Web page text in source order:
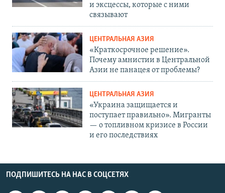
и эксцессы, которые с ними
связывают
ЦЕНТРАЛЬНАЯ АЗИЯ
«Краткосрочное решение».
Почему амнистии в Центральной
Азии не панацея от проблемы?
ЦЕНТРАЛЬНАЯ АЗИЯ
«Украина защищается и
поступает правильно». Мигранты
— о топливном кризисе в России
и его последствиях
ПОДПИШИТЕСЬ НА НАС В СОЦСЕТЯХ